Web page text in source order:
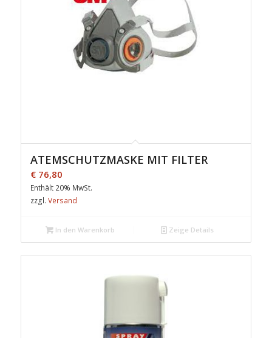
ATEMSCHUTZMASKE MIT FILTER
€76,80
Enthält 20% MwSt.
zzgl. Versand
In den Warenkorb Zeige Details